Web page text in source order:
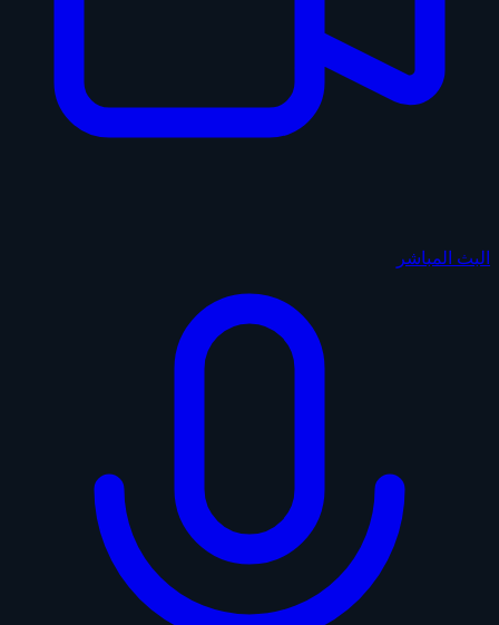
البث المباشر